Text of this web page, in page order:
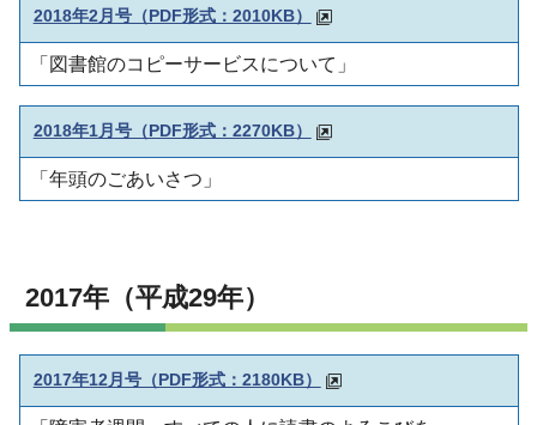
2018年2月号（PDF形式：2010KB）
「図書館のコピーサービスについて」
2018年1月号（PDF形式：2270KB）
「年頭のごあいさつ」
2017年（平成29年）
2017年12月号（PDF形式：2180KB）